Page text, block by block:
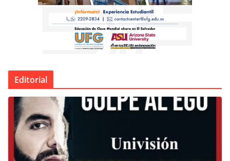
Editorial